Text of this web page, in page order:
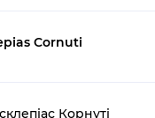
Cornuti
Корнуті